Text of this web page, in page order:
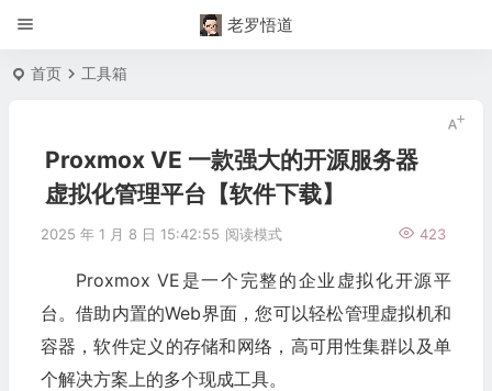
老罗悟道
首页 工具箱
Proxmox VE 一款强大的开源服务器
虚拟化管理平台【软件下载】
2025 年 1 月 8 日 15:42:55 423
阅读模式
Proxmox VE是一个完整的企业虚拟化开源平
台。借助内置的Web界面，您可以轻松管理虚拟机和
容器，软件定义的存储和网络，高可用性集群以及单
个解决方案上的多个现成工具。